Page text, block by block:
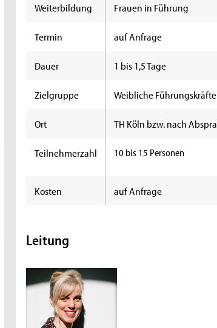
Weiterbildung Frauen in Führung
Termin auf Anfrage
Dauer 1 bis 1,5 Tage
Zielgruppe Weibliche
Ort TH Köln bzw. nach
Teilnehmerzahl 10 bis 15 Personen
Kosten auf Anfrage
Leitung